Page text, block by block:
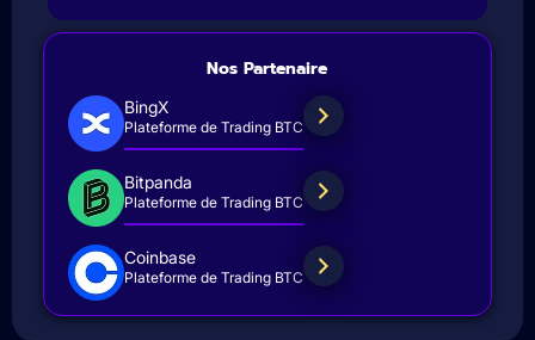
Nos Partenaire
BingX
Plateforme de Trading BTC
Bitpanda
Plateforme de Trading BTC
Coinbase
Plateforme de Trading BTC